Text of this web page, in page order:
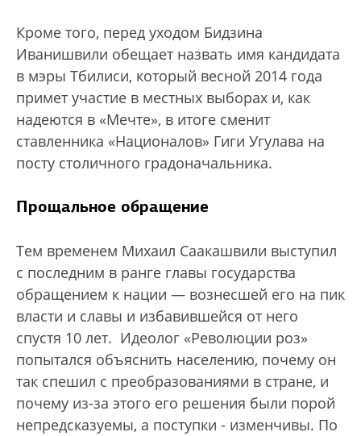
Кроме того, перед уходом Бидзина
Иванишвили обещает назвать имя кандидата
в мэры Тбилиси, который весной 2014 года
примет участие в местных выборах и, как
надеются в «Мечте», в итоге сменит
ставленника «Националов» Гиги Угулава на
посту столичного градоначальника.
Прощальное обращение
Тем временем Михаил Саакашвили выступил
с последним в ранге главы государства
обращением к нации — вознесшей его на пик
власти и славы и избавившейся от него
спустя 10 лет. Идеолог «Революции роз»
попытался объяснить населению, почему он
так спешил с преобразованиями в стране, и
почему из-за этого его решения были порой
непредсказуемы, а поступки - изменчивы. По